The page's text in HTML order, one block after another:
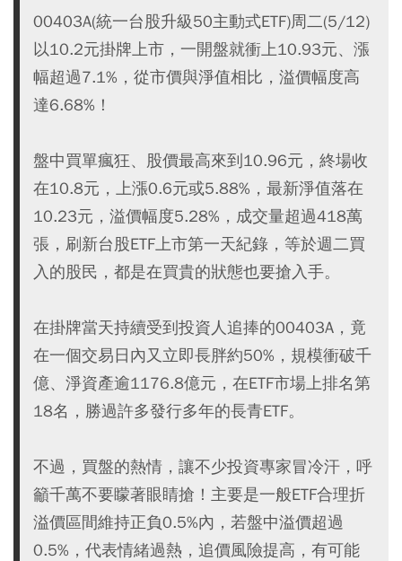
00403A(統一台股升級50主動式ETF)周二(5/12)
以10.2元掛牌上市，一開盤就衝上10.93元、漲
幅超過7.1%，從市價與淨值相比，溢價幅度高
達6.68%！
盤中買單瘋狂、股價最高來到10.96元，終場收
在10.8元，上漲0.6元或5.88%，最新淨值落在
10.23元，溢價幅度5.28%，成交量超過418萬
張，刷新台股ETF上市第一天紀錄，等於週二買
入的股民，都是在買貴的狀態也要搶入手。
在掛牌當天持續受到投資人追捧的00403A，竟
在一個交易日內又立即長胖約50%，規模衝破千
億、淨資產逾1176.8億元，在ETF市場上排名第
18名，勝過許多發行多年的長青ETF。
不過，買盤的熱情，讓不少投資專家冒冷汗，呼
籲千萬不要矇著眼睛搶！主要是一般ETF合理折
溢價區間維持正負0.5%內，若盤中溢價超過
0.5%，代表情緒過熱，追價風險提高，有可能